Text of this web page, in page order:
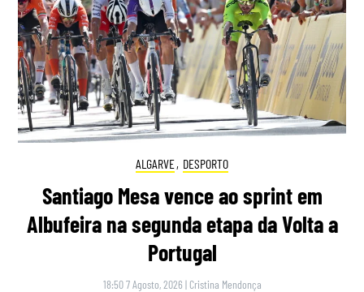
ALGARVE, DESPORTO
Santiago Mesa vence ao sprint em
Albufeira na segunda etapa da Volta a
Portugal
18:50 7 Agosto, 2026 | Cristina Mendonça